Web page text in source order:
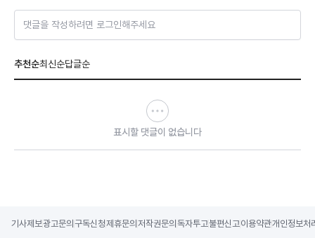
댓글을 작성하려면 로그인해주세요
추천순최신순답글순
표시할 댓글이 없습니다
기사제보광고문의 구독신청제휴문의 저작권문의 독자투고불편신고이용약관개인정보처